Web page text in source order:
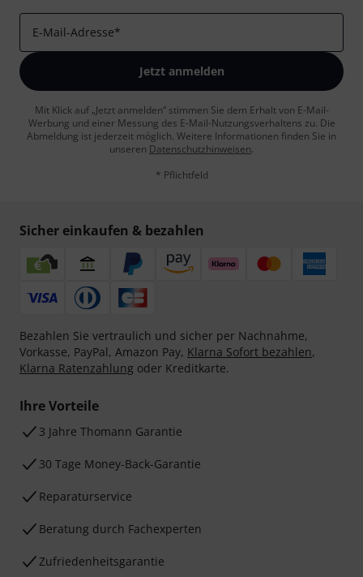
E-Mail-Adresse*
Jetzt anmelden
Mit Klick auf „Jetzt anmelden“ stimmen Sie dem Erhalt von E-Mail-
Werbung und einer Messung des E-Mail-Nutzungsverhaltens zu. Die
Abmeldung ist jederzeit möglich. Weitere Informationen finden Sie in
unseren Datenschutzhinweisen.
* Pflichtfeld
Sicher einkaufen & bezahlen
Bezahlen Sie vertraulich und sicher per Nachnahme,
Vorkasse, PayPal, Amazon Pay, Klarna Sofort bezahlen,
Klarna Ratenzahlung oder Kreditkarte.
Ihre Vorteile
3 Jahre Thomann Garantie
30 Tage Money-Back-Garantie
Reparaturservice
Beratung durch Fachexperten
Zufriedenheitsgarantie